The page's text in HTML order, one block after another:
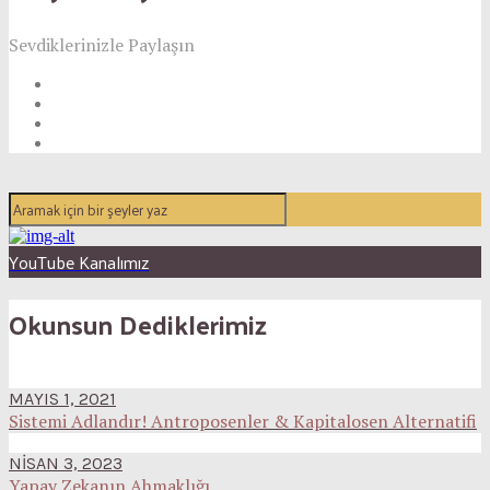
Sevdiklerinizle Paylaşın
YouTube Kanalımız
Okunsun Dediklerimiz
MAYIS 1, 2021
Sistemi Adlandır! Antroposenler & Kapitalosen Alternatifi
NISAN 3, 2023